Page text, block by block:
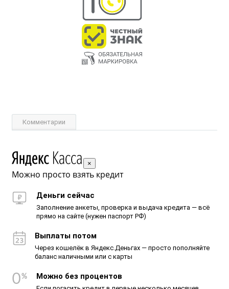
Комментарии
×
Можно просто взять кредит
Деньги сейчас
Заполнение анкеты, проверка и выдача кредита — всё
прямо на сайте (нужен паспорт РФ)
Выплаты потом
Через кошелёк в Яндекс.Деньгах — просто пополняйте
баланс наличными или с карты
Можно без процентов